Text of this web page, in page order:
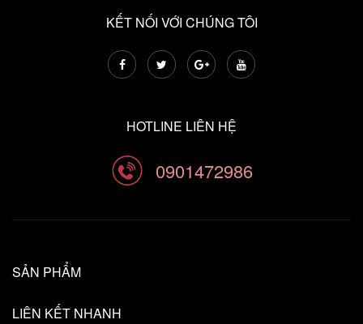
KẾT NỐI VỚI CHÚNG TÔI
HOTLINE LIÊN HỆ
0901472986
SẢN PHẨM
LIÊN KẾT NHANH